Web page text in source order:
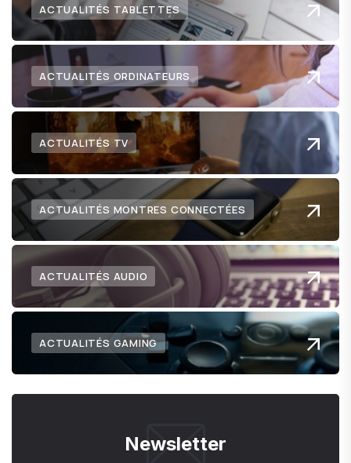
ACTUALITÉS TABLETTES
ACTUALITÉS ORDINATEURS
ACTUALITÉS TV
ACTUALITÉS MONTRES CONNECTÉES
ACTUALITÉS AUDIO
ACTUALITÉS GAMING
Newsletter